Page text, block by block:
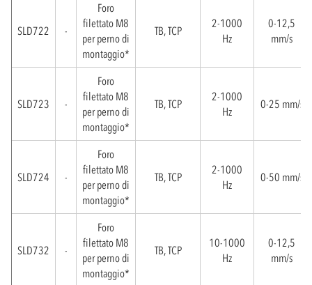
SLD722 -
Foro
filettato M8
per perno di
montaggio*
TB, TCP
2-1000
Hz
0-12,5
mm/s
SLD723 -
Foro
filettato M8
per perno di
montaggio*
TB, TCP
2-1000
Hz
0-25 mm/s
SLD724 -
Foro
filettato M8
per perno di
montaggio*
TB, TCP
2-1000
Hz
0-50 mm/s
SLD732 -
Foro
filettato M8
per perno di
montaggio*
TB, TCP
10-1000
Hz
0-12,5
mm/s